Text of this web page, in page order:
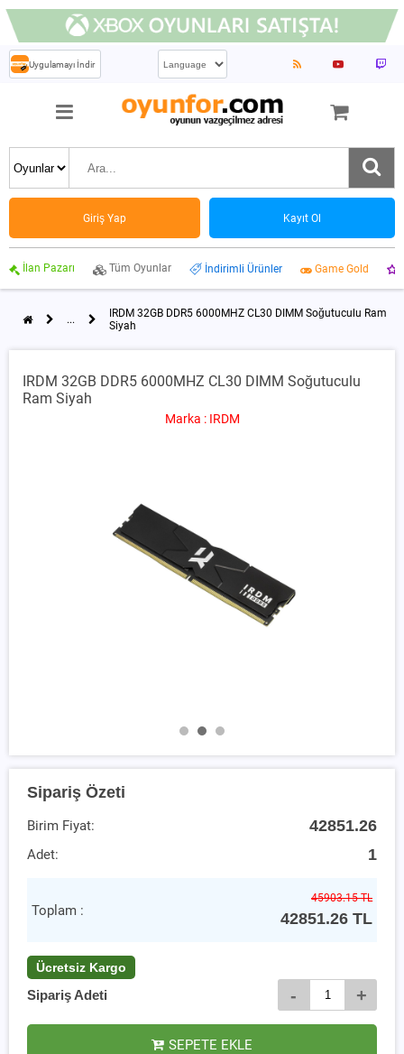
Uygulamayı İndir
Giriş Yap Kayıt Ol
İlan Pazarı Tüm Oyunlar İndirimli Ürünler Game Gold
...
IRDM 32GB DDR5 6000MHZ CL30 DIMM Soğutuculu Ram
Siyah
IRDM 32GB DDR5 6000MHZ CL30 DIMM Soğutuculu
Ram Siyah
Marka : IRDM
Sipariş Özeti
Birim Fiyat: 42851.26
Adet: 1
Toplam :
45903.15 TL
42851.26 TL
Ücretsiz Kargo
Sipariş Adeti - +
SEPETE EKLE